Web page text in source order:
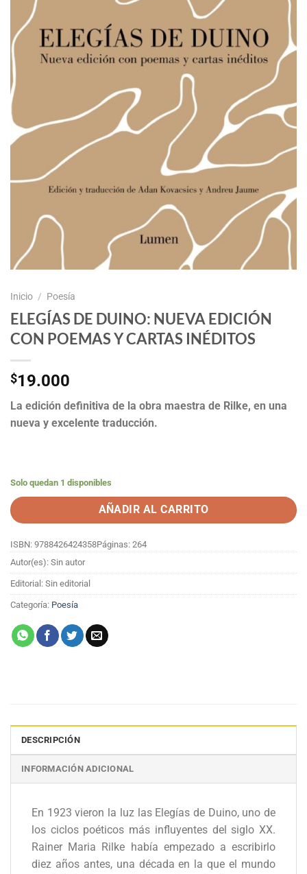
Inicio / Poesía
ELEGÍAS DE DUINO: NUEVA EDICIÓN
CON POEMAS Y CARTAS INÉDITOS
$19.000
La edición definitiva de la obra maestra de Rilke, en una
nueva y excelente traducción.
Solo quedan 1 disponibles
AÑADIR AL CARRITO
ISBN: 9788426424358Páginas: 264
Autor(es): Sin autor
Editorial: Sin editorial
Categoría: Poesía
DESCRIPCIÓN
INFORMACIÓN ADICIONAL
En 1923 vieron la luz las Elegías de Duino, uno de
los ciclos poéticos más influyentes del siglo XX.
Rainer Maria Rilke había empezado a escribirlo
diez años antes, una década en la que el mundo